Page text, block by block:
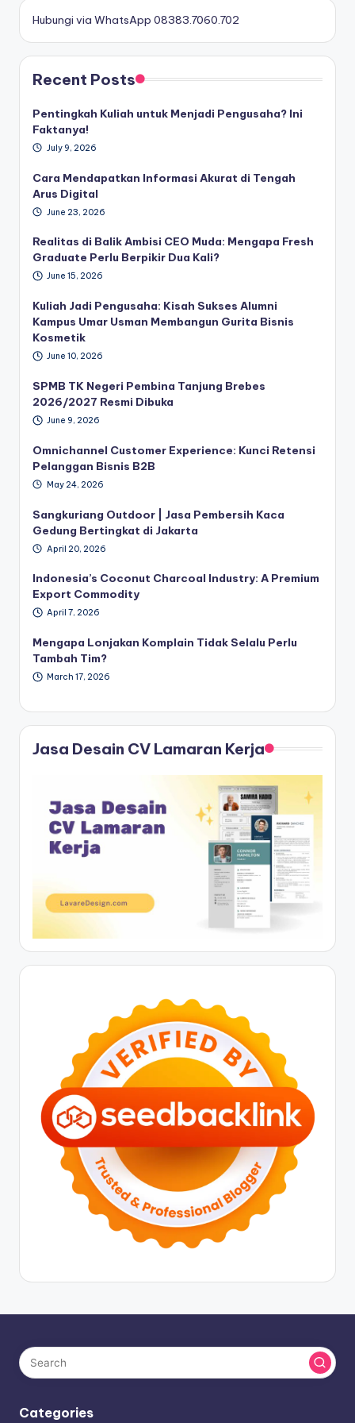
Hubungi via WhatsApp 08383.7060.702
Recent Posts
Pentingkah Kuliah untuk Menjadi Pengusaha? Ini
Faktanya!
July 9, 2026
Cara Mendapatkan Informasi Akurat di Tengah
Arus Digital
June 23, 2026
Realitas di Balik Ambisi CEO Muda: Mengapa Fresh
Graduate Perlu Berpikir Dua Kali?
June 15, 2026
Kuliah Jadi Pengusaha: Kisah Sukses Alumni
Kampus Umar Usman Membangun Gurita Bisnis
Kosmetik
June 10, 2026
SPMB TK Negeri Pembina Tanjung Brebes
2026/2027 Resmi Dibuka
June 9, 2026
Omnichannel Customer Experience: Kunci Retensi
Pelanggan Bisnis B2B
May 24, 2026
Sangkuriang Outdoor | Jasa Pembersih Kaca
Gedung Bertingkat di Jakarta
April 20, 2026
Indonesia’s Coconut Charcoal Industry: A Premium
Export Commodity
April 7, 2026
Mengapa Lonjakan Komplain Tidak Selalu Perlu
Tambah Tim?
March 17, 2026
Jasa Desain CV Lamaran Kerja
Categories